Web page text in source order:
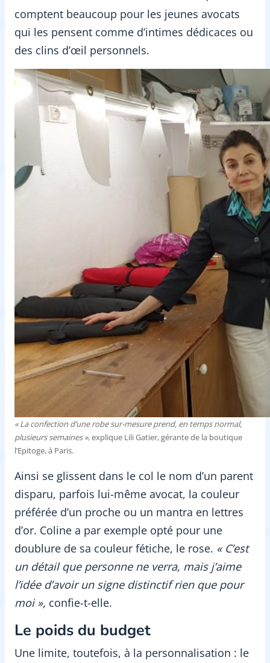
comptent beaucoup pour les jeunes avocats
qui les pensent comme d’intimes dédicaces ou
des clins d’œil personnels.
« La confection d’une robe sur-mesure prend, en temps normal,
plusieurs semaines », explique Lili Gatier, gérante de la boutique
l’Epitoge, à Paris.
Ainsi se glissent dans le col le nom d’un parent
disparu, parfois lui-même avocat, la couleur
préférée d’un proche ou un mantra en lettres
d’or. Coline a par exemple opté pour une
doublure de sa couleur fétiche, le rose. « C’est
un détail que personne ne verra, mais j’aime
l’idée d’avoir un signe distinctif rien que pour
moi », confie-t-elle.
Le poids du budget
Une limite, toutefois, à la personnalisation : le